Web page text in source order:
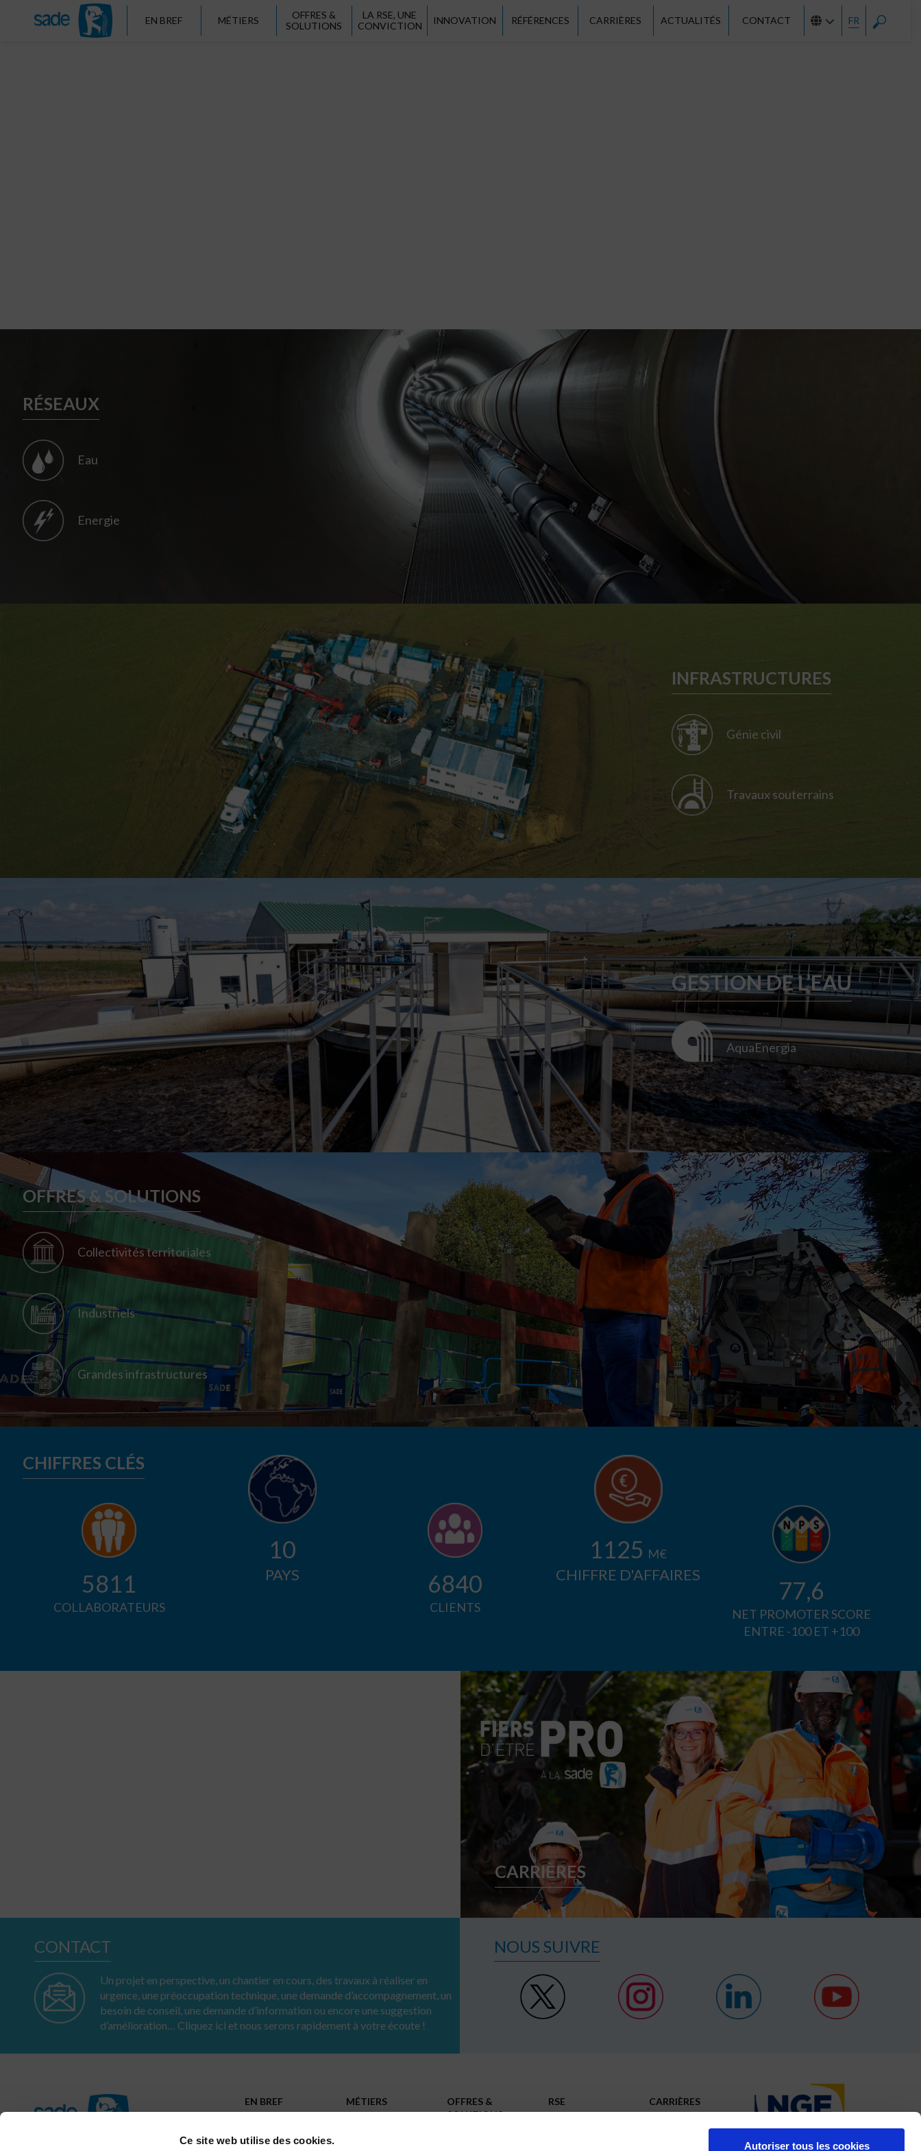
Ce site web utilise des cookies. Autoriser tous les cookies
EN BREF MÉTIERS
OFFRES &
SOLUTIONS
LA RSE, UNE
CONVICTION
INNOVATION RÉFÉRENCES CARRIÈRES ACTUALITÉS CONTACT FR
RÉSEAUX
Eau
Energie
INFRASTRUCTURES
Génie civil
Travaux souterrains
GESTION DE L’EAU
AquaEnergia
OFFRES & SOLUTIONS
Collectivités territoriales
Industriels
Grandes infrastructures
CHIFFRES CLÉS
5947
COLLABORATEURS
10
PAYS 7000
CLIENTS
1150 M€
CHIFFRE D'AFFAIRES
79,4
NET PROMOTER SCORE
ENTRE -100 ET +100
CARRIÈRES
CONTACT
Un projet en perspective, un chantier en cours, des travaux à réaliser en
urgence, une préoccupation technique, une demande d’accompagnement, un
besoin de conseil, une demande d’information ou encore une suggestion
d’amélioration… Cliquez ici et nous serons rapidement à votre écoute !
NOUS SUIVRE
EN BREF
Ancrage
MÉTIERS
OFFRES &
SOLUTIONS
RSE CARRIÈRES